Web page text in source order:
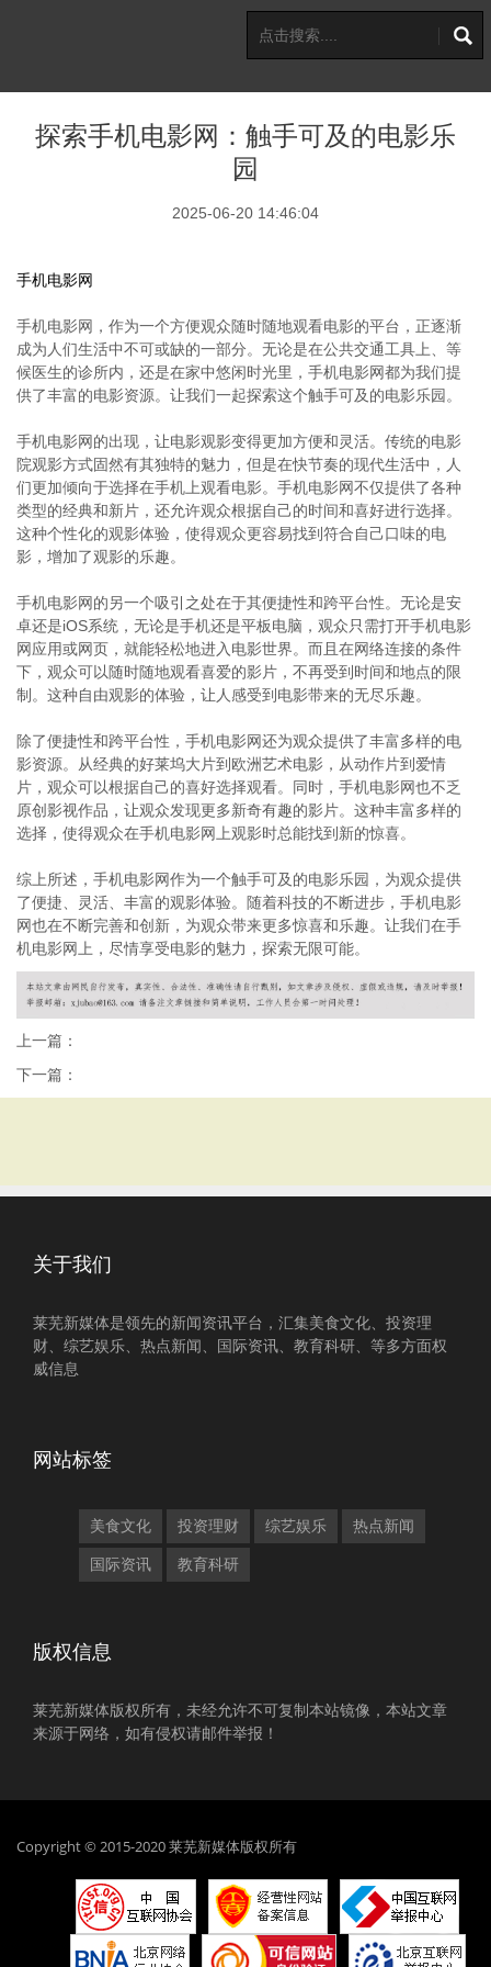
探索手机电影网：触手可及的电影乐
园
2025-06-20 14:46:04
手机电影网
手机电影网，作为一个方便观众随时随地观看电影的平台，正逐渐
成为人们生活中不可或缺的一部分。无论是在公共交通工具上、等
候医生的诊所内，还是在家中悠闲时光里，手机电影网都为我们提
供了丰富的电影资源。让我们一起探索这个触手可及的电影乐园。
手机电影网的出现，让电影观影变得更加方便和灵活。传统的电影
院观影方式固然有其独特的魅力，但是在快节奏的现代生活中，人
们更加倾向于选择在手机上观看电影。手机电影网不仅提供了各种
类型的经典和新片，还允许观众根据自己的时间和喜好进行选择。
这种个性化的观影体验，使得观众更容易找到符合自己口味的电
影，增加了观影的乐趣。
手机电影网的另一个吸引之处在于其便捷性和跨平台性。无论是安
卓还是iOS系统，无论是手机还是平板电脑，观众只需打开手机电影
网应用或网页，就能轻松地进入电影世界。而且在网络连接的条件
下，观众可以随时随地观看喜爱的影片，不再受到时间和地点的限
制。这种自由观影的体验，让人感受到电影带来的无尽乐趣。
除了便捷性和跨平台性，手机电影网还为观众提供了丰富多样的电
影资源。从经典的好莱坞大片到欧洲艺术电影，从动作片到爱情
片，观众可以根据自己的喜好选择观看。同时，手机电影网也不乏
原创影视作品，让观众发现更多新奇有趣的影片。这种丰富多样的
选择，使得观众在手机电影网上观影时总能找到新的惊喜。
综上所述，手机电影网作为一个触手可及的电影乐园，为观众提供
了便捷、灵活、丰富的观影体验。随着科技的不断进步，手机电影
网也在不断完善和创新，为观众带来更多惊喜和乐趣。让我们在手
机电影网上，尽情享受电影的魅力，探索无限可能。
上一篇：
下一篇：
关于我们
莱芜新媒体是领先的新闻资讯平台，汇集美食文化、投资理
财、综艺娱乐、热点新闻、国际资讯、教育科研、等多方面权
威信息
网站标签
美食文化 投资理财 综艺娱乐 热点新闻
国际资讯 教育科研
版权信息
莱芜新媒体版权所有，未经允许不可复制本站镜像，本站文章
来源于网络，如有侵权请邮件举报！
Copyright © 2015-2020 莱芜新媒体版权所有